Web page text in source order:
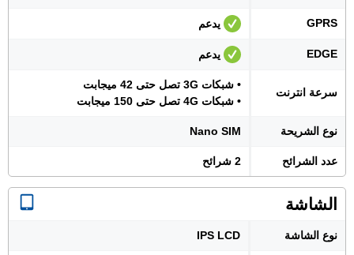
GPRS يدعم
EDGE يدعم
سرعة انترنت
• شبكات 3G تصل حتى 42 ميجابت
• شبكات 4G تصل حتى 150 ميجابت
نوع الشريحة Nano SIM
عدد الشرائح 2 شرائح
الشاشة
نوع الشاشة IPS LCD